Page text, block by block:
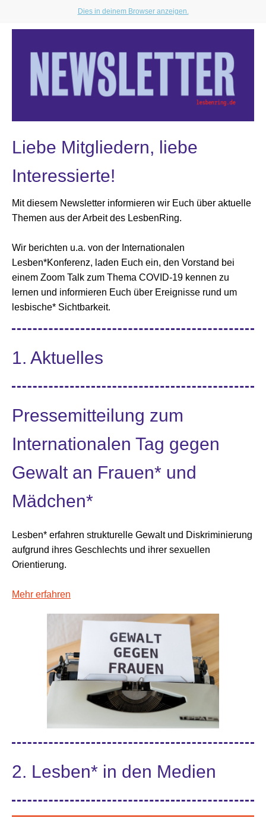
Dies in deinem Browser anzeigen.
Liebe Mitgliedern, liebe
Interessierte!
Mit diesem Newsletter informieren wir Euch über aktuelle
Themen aus der Arbeit des LesbenRing.
Wir berichten u.a. von der Internationalen
Lesben*Konferenz, laden Euch ein, den Vorstand bei
einem Zoom Talk zum Thema COVID-19 kennen zu
lernen und informieren Euch über Ereignisse rund um
lesbische* Sichtbarkeit.
1. Aktuelles
Pressemitteilung zum
Internationalen Tag gegen
Gewalt an Frauen* und
Mädchen*
Lesben* erfahren strukturelle Gewalt und Diskriminierung
aufgrund ihres Geschlechts und ihrer sexuellen
Orientierung.
Mehr erfahren
2. Lesben* in den Medien